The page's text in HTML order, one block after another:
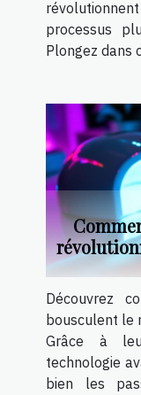
processus
Plongez dans
Découvrez
bousculent le
Grâce à
technologie
bien les